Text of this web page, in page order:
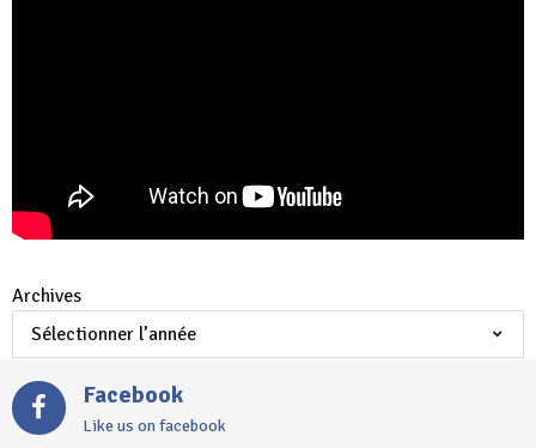
Archives
Facebook
Like us on facebook